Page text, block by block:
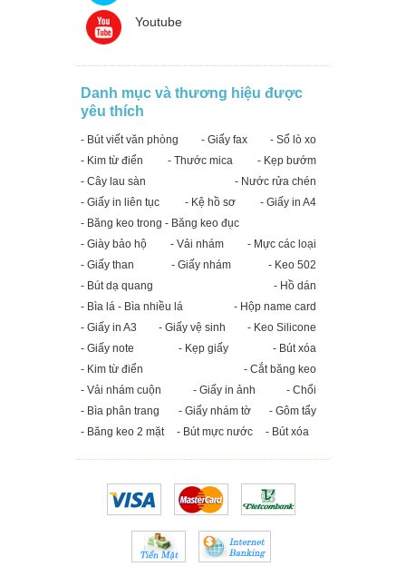
Youtube
Danh mục và thương hiệu được
yêu thích
- Bút viết văn phòng - Giấy fax
- Sổ lò xo
- Kim từ điển
- Thước mica
- Kẹp bướm
- Cây lau sàn
- Nước rửa chén
- Giấy in liên tục
- Kệ hồ sơ
- Giấy in A4
- Băng keo trong - Băng keo đục
- Giày bảo hộ
- Vải nhám
- Mực các loại
- Giấy than
- Giấy nhám
- Keo 502
- Bút dạ quang
- Hồ dán
- Bìa lá - Bìa nhiều lá
- Hộp name card
- Giấy in A3
- Giấy vệ sinh
- Keo Silicone
- Giấy note
- Kẹp giấy
- Bút xóa
- Kim từ điển
- Cắt băng keo
- Vải nhám cuộn
- Giấy in ảnh
- Chổi
- Bìa phân trang
- Giấy nhám tờ
- Gôm tẩy
- Băng keo 2 mặt
- Bút mực nước - Bút xóa